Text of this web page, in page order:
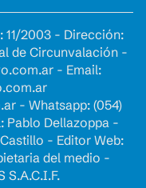
11/2003 - Dirección:
de Circunvalación -
- Email:
- Whatsapp: (054)
Pablo Dellazoppa -
- Editor Web:
del medio -
S.A.C.I.F.